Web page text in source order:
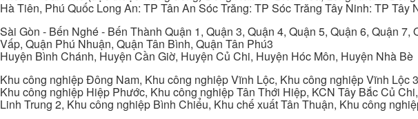
Hà Tiên, Phú Quốc Long An: TP Tân An Sóc Trăng: TP Sóc Trăng Tây Ninh: TP
Sài Gòn - Bến Nghé - Bến Thành Quận 1, Quận 3, Quận 4, Quận 5, Quận 6, Quận
Vấp, Quận Phú Nhuận, Quận Tân Bình, Quận Tân Phú3
Huyện Bình Chánh, Huyện Cần Giờ, Huyện Củ Chi, Huyện Hóc Môn, Huyện Nhà Bè
Khu công nghiệp Đông Nam, Khu công nghiệp Vĩnh Lộc, Khu công nghiệp Vĩnh
Khu công nghiệp Hiệp Phước, Khu công nghiệp Tân Thới Hiệp, KCN Tây Bắc Củ
Linh Trung 2, Khu công nghiệp Bình Chiểu, Khu chế xuất Tân Thuận, Khu công